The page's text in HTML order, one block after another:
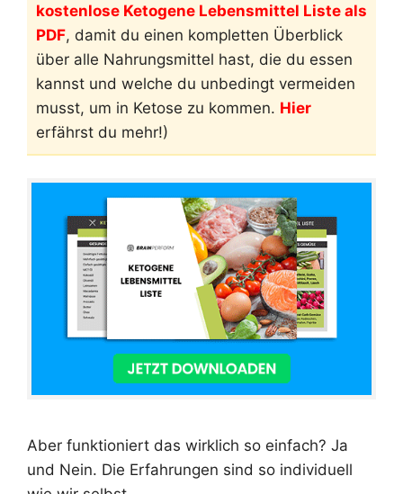
kostenlose Ketogene Lebensmittel Liste als
PDF, damit du einen kompletten Überblick
über alle Nahrungsmittel hast, die du essen
kannst und welche du unbedingt vermeiden
musst, um in Ketose zu kommen. Hier
erfährst du mehr!)
Aber funktioniert das wirklich so einfach? Ja
und Nein. Die Erfahrungen sind so individuell